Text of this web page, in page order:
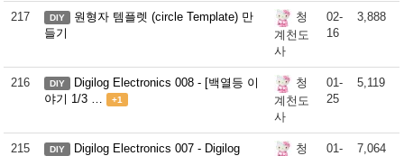
217 DIY
원형자 템플렛 (circle Template) 만
들기
청
계천도
사
02-
16
3,888
216 DIY
Digilog Electronics 008 - [백열등 이
야기 1/3 …
+1
청
계천도
사
01-
25
5,119
215 DIY
Digilog Electronics 007 - Digilog
청
01-
7,064